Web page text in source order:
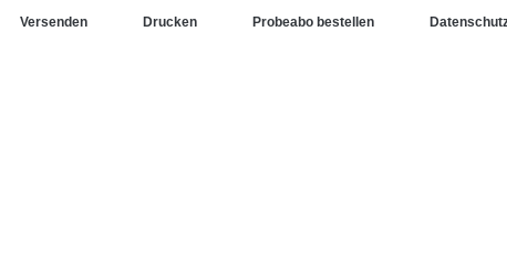
Versenden Drucken Probeabo bestellen